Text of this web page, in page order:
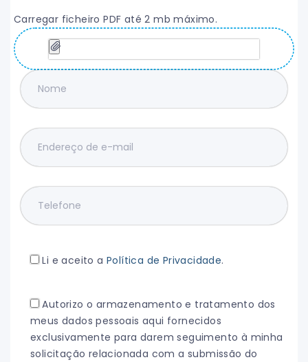
Carregar ficheiro PDF até 2 mb máximo.
Li e aceito aPolítica de Privacidade.
Autorizo o armazenamento e tratamento dos
meus dados pessoais aqui fornecidos
exclusivamente para darem seguimento à minha
solicitação relacionada com a submissão do